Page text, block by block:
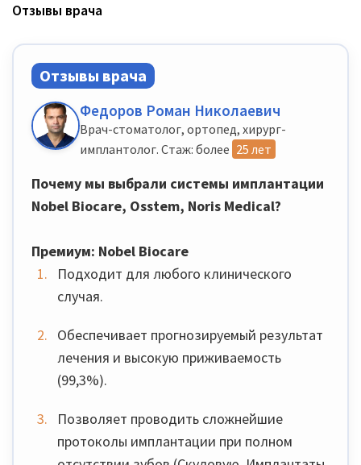
Отзывы врача
Отзывы врача
Федоров Роман Николаевич
Врач-стоматолог, ортопед, хирург-
имплантолог. Стаж: более 25 лет
Почему мы выбрали системы имплантации
Nobel Biocare, Osstem, Noris Medical?
Премиум: Nobel Biocare
Подходит для любого клинического
случая.
Обеспечивает прогнозируемый результат
лечения и высокую приживаемость
(99,3%).
Позволяет проводить сложнейшие
протоколы имплантации при полном